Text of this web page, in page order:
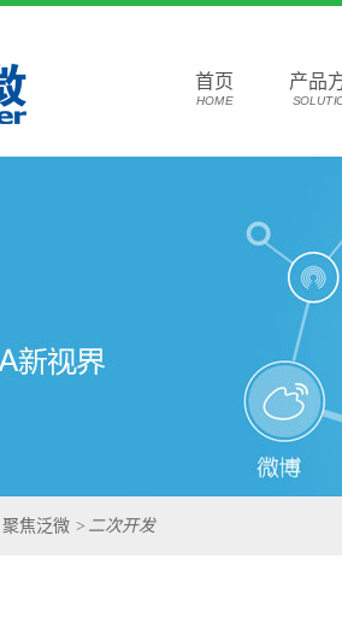
首页
HOME
产品
聚焦泛微 > 二次开发